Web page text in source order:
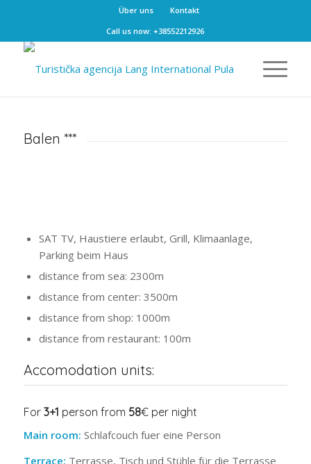
Über uns
Kontakt
Call us now: +38552212926
Balen ***
SAT TV, Haustiere erlaubt, Grill, Klimaanlage,
Parking beim Haus
distance from sea: 2300m
distance from center: 3500m
distance from shop: 1000m
distance from restaurant: 100m
Accomodation units:
For 3+1 person from 58€ per night
Main room: Schlafcouch fuer eine Person
Terrace: Terrasse, Tisch und Stühle für die Terrasse